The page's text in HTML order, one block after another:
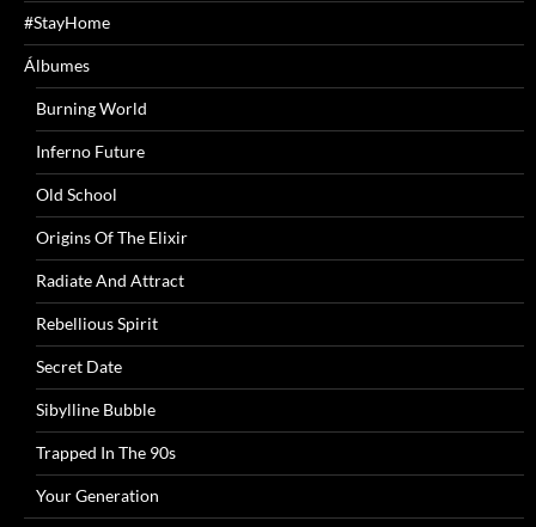
#StayHome
Álbumes
Burning World
Inferno Future
Old School
Origins Of The Elixir
Radiate And Attract
Rebellious Spirit
Secret Date
Sibylline Bubble
Trapped In The 90s
Your Generation